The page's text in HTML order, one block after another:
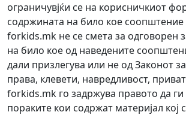
ограничувјќи се на корисничкиот
содржината на било кое соопштение
forkids.mk не се смета за одговорен
на било кое од наведените
дали призлегува или не од Законот
права, клевети, навредливост,
forkids.mk го задржува правото да ги
пораките кои содржат материјал кој